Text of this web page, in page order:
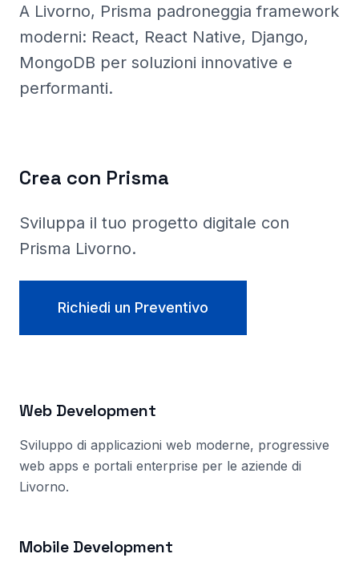
A Livorno, Prisma padroneggia framework
moderni: React, React Native, Django,
MongoDB per soluzioni innovative e
performanti.
Crea con Prisma
Sviluppa il tuo progetto digitale con
Prisma Livorno.
Richiedi un Preventivo
Web Development
Sviluppo di applicazioni web moderne, progressive
web apps e portali enterprise per le aziende di
Livorno.
Mobile Development